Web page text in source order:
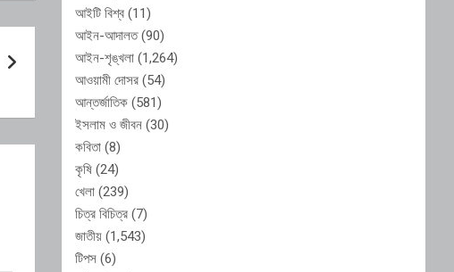
আইটি বিশ্ব (11)
আইন-আদালত(90)
আইন-শৃঙ্খলা (1,264)
আওয়ামী দোসর (54)
আন্তর্জাতিক (581)
ইসলাম ও জীবন (30)
কবিতা (8)
কৃষি (24)
খেলা (239)
চিত্র বিচিত্র (7)
জাতীয় (1,543)
টিপস (6)